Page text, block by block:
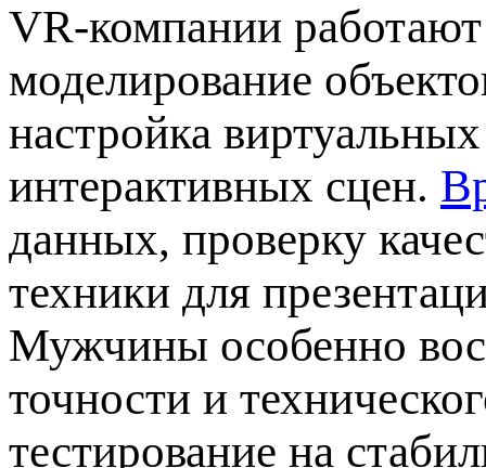
VR-компании
моделирование
настройка
интерактивных сцен.
данных, проверку
техники для
Мужчины особенно
точности и
тестирование на